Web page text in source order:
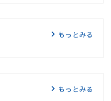
もっとみる
もっとみる